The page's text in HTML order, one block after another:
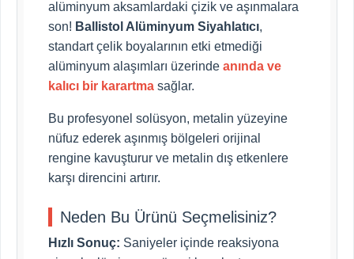
alüminyum aksamlardaki çizik ve aşınmalara
son! Ballistol Alüminyum Siyahlatıcı,
standart çelik boyalarının etki etmediği
alüminyum alaşımları üzerinde anında ve
kalıcı bir karartma sağlar.
Bu profesyonel solüsyon, metalin yüzeyine
nüfuz ederek aşınmış bölgeleri orijinal
rengine kavuşturur ve metalin dış etkenlere
karşı direncini artırır.
Neden Bu Ürünü Seçmelisiniz?
Hızlı Sonuç: Saniyeler içinde reaksiyona